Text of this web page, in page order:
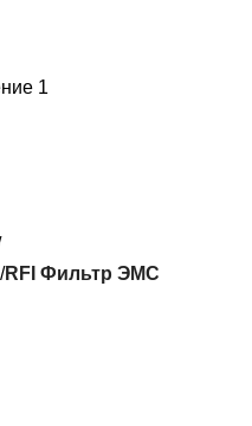
RFI Фильтр ЭМС